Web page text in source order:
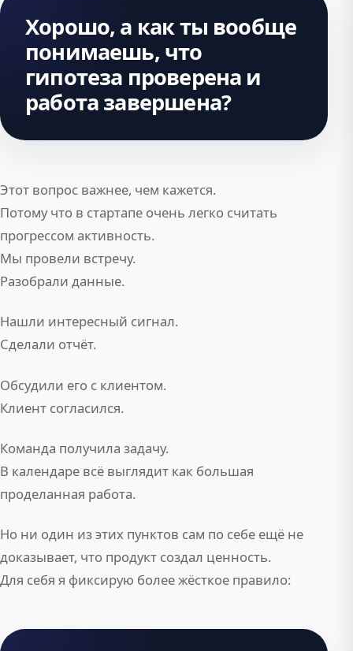
Хорошо, а как ты вообще
понимаешь, что
гипотеза проверена и
работа завершена?
Этот вопрос важнее, чем кажется.
Потому что в стартапе очень легко считать
прогрессом активность.
Мы провели встречу.
Разобрали данные.
Нашли интересный сигнал.
Сделали отчёт.
Обсудили его с клиентом.
Клиент согласился.
Команда получила задачу.
В календаре всё выглядит как большая
проделанная работа.
Но ни один из этих пунктов сам по себе ещё не
доказывает, что продукт создал ценность.
Для себя я фиксирую более жёсткое правило: